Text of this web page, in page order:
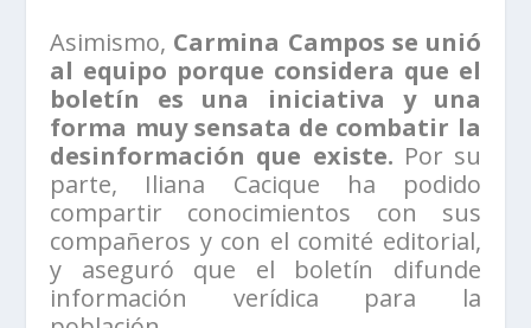
Asimismo, Carmina Campos se unió
al equipo porque considera que el
boletín es una iniciativa y una
forma muy sensata de combatir la
desinformación que existe. Por su
parte, Iliana Cacique ha podido
compartir conocimientos con sus
compañeros y con el comité editorial,
y aseguró que el boletín difunde
información verídica para la